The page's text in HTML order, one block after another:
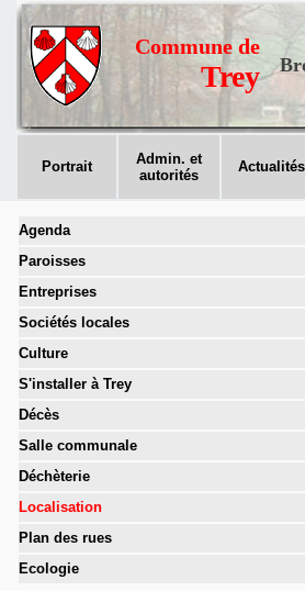
Commune de
Trey
Portrait
Admin. et
autorités
Actualités
Agenda
Paroisses
Entreprises
Sociétés locales
Culture
S'installer à Trey
Décès
Salle communale
Déchèterie
Localisation
Plan des rues
Ecologie